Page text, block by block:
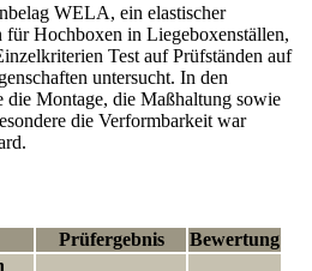
WELA, ein elastischer
Hochboxen in Liegeboxenställen,
Test auf Prüfständen auf
untersucht. In den
die Montage, die Maßhaltung sowie
die Verformbarkeit war
Prüfergebnis
Bewertung